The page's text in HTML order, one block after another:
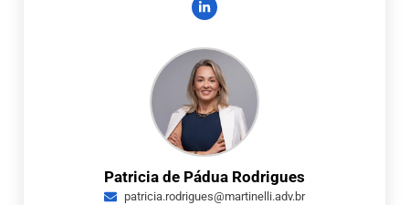
Patricia de Pádua Rodrigues
patricia.rodrigues@martinelli.adv.br